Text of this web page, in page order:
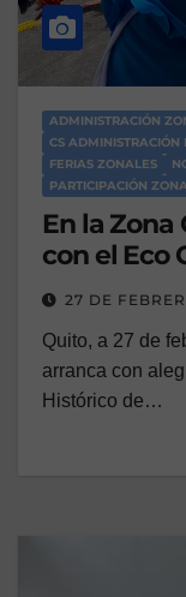
ADMINISTRACIÓN
CS
FERIAS ZONALES
PARTICIPACIÓN
En la
con el Eco
27 DE
Quito, a 27 de
arranca con
Histórico de…